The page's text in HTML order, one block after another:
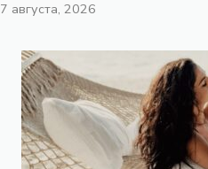
7 августа, 2026